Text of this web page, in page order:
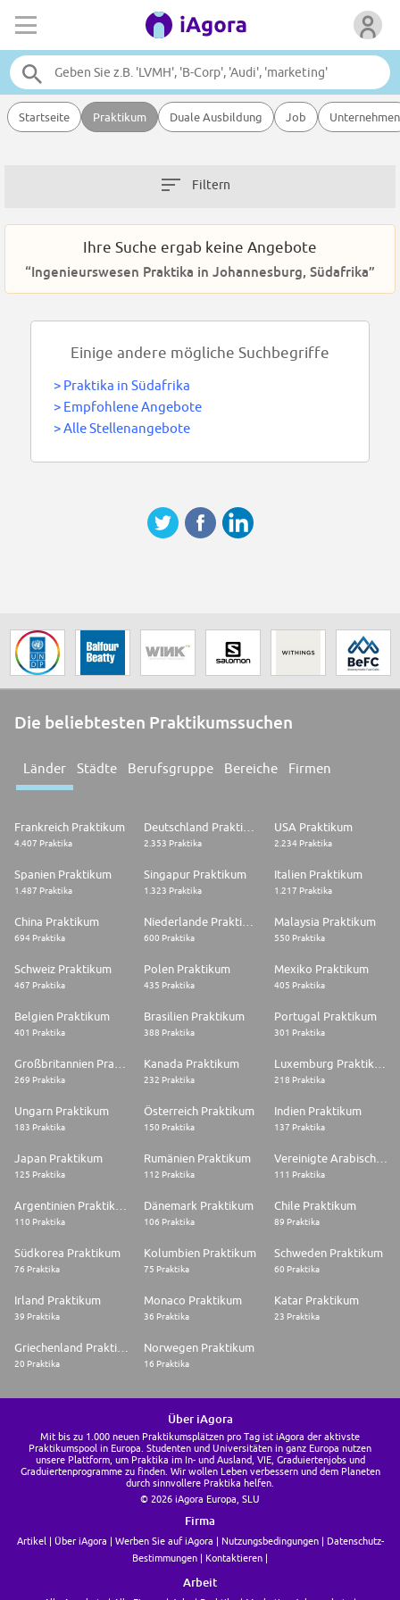
Startseite Praktikum Duale Ausbildung Job Unternehmen
Filtern
Ihre Suche ergab keine Angebote
“Ingenieurswesen Praktika in Johannesburg, Südafrika”
Einige andere mögliche Suchbegriffe
> Praktika in Südafrika
> Empfohlene Angebote
>Alle Stellenangebote
Die beliebtesten Praktikumssuchen
Länder Städte Berufsgruppe Bereiche Firmen
Frankreich Praktikum
4.407 Praktika 2.353 Praktika
USA Praktikum
2.234 Praktika
Spanien Praktikum
1.487 Praktika
Singapur Praktikum
1.323 Praktika
Italien Praktikum
1.217 Praktika
China Praktikum
694 Praktika 600 Praktika
Malaysia Praktikum
550 Praktika
Schweiz Praktikum
467 Praktika
Polen Praktikum
435 Praktika
Mexiko Praktikum
405 Praktika
Belgien Praktikum
401 Praktika
Brasilien Praktikum
388 Praktika
Portugal Praktikum
301 Praktika
269 Praktika
Kanada Praktikum
232 Praktika 218 Praktika
Ungarn Praktikum
183 Praktika
Österreich Praktikum
150 Praktika
Indien Praktikum
137 Praktika
Japan Praktikum
125 Praktika
Rumänien Praktikum
112 Praktika
Vereinigte Arabische Emirate Praktikum
111 Praktika
110 Praktika
Dänemark Praktikum
106 Praktika
Chile Praktikum
89 Praktika
Südkorea Praktikum
76 Praktika
Kolumbien Praktikum
75 Praktika
Schweden Praktikum
60 Praktika
Irland Praktikum
39 Praktika
Monaco Praktikum
36 Praktika
Katar Praktikum
23 Praktika
20 Praktika
Norwegen Praktikum
16 Praktika
Über iAgora
Mit bis zu 1.000 neuen Praktikumsplätzen pro Tag ist iAgora der aktivste
Praktikumspool in Europa. Studenten und Universitäten in ganz Europa nutzen
unsere Plattform, um Praktika im In- und Ausland, VIE, Graduiertenjobs und
Graduiertenprogramme zu finden. Wir wollen Leben verbessern und dem Planeten
durch sinnvollere Praktika helfen.
© 2026 iAgora Europa, SLU
Firma
Artikel Über iAgora Werben Sie auf iAgora Nutzungsbedingungen
Datenschutz-
Bestimmungen
Kontaktieren
Arbeit